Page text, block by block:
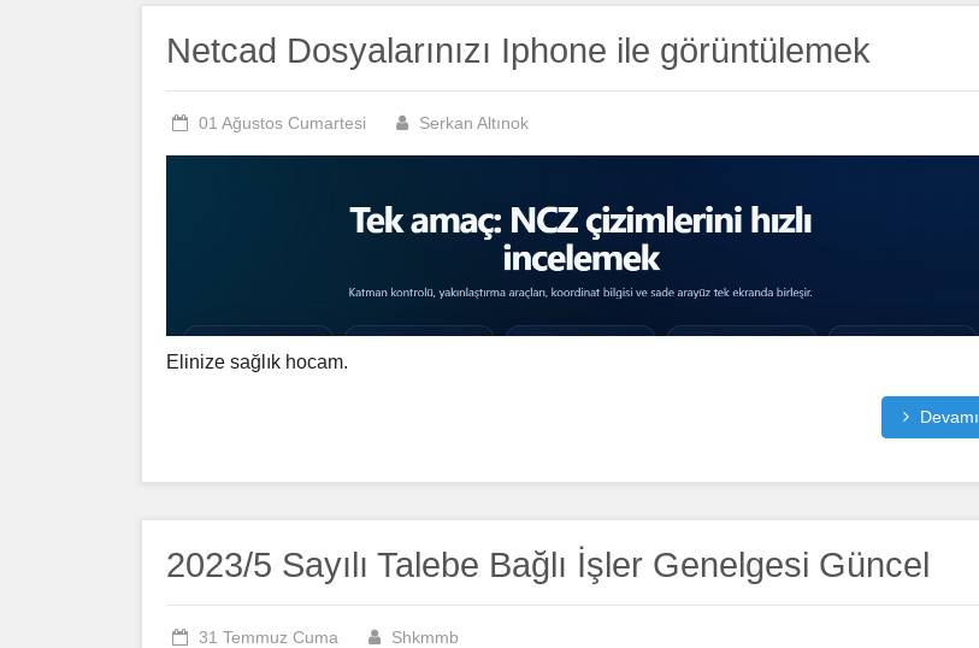
Netcad Dosyalarınızı Iphone ile görüntülemek
01 Ağustos Cumartesi Serkan Altınok
Elinize sağlık hocam.
Devamı
2023/5 Sayılı Talebe Bağlı İşler Genelgesi Güncel
31 Temmuz Cuma Shkmmb